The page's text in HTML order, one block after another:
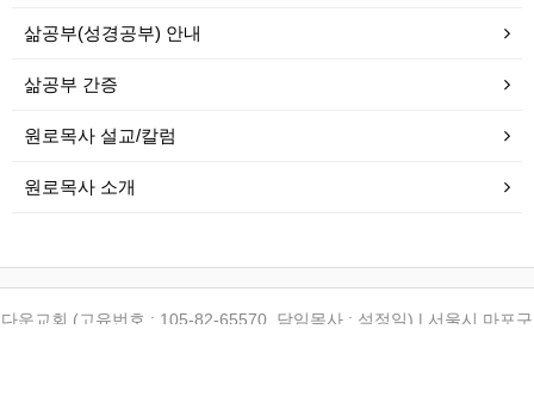
삶공부(성경공부) 안내
삶공부 간증
원로목사 설교/칼럼
원로목사 소개
다운교회 (고유번호 : 105-82-65570, 담임목사 : 석정일) | 서울시 마포구